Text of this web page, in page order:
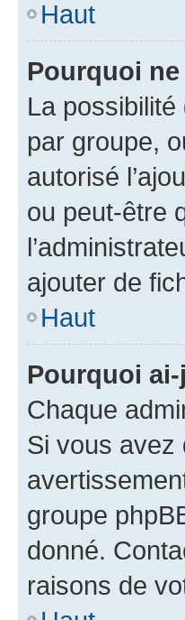
Haut
Pourquoi
La
par groupe,
autorisé
ou peut-être
ajouter de
Haut
Pourquoi
Chaque
Si vous avez
groupe
donné.
raisons de